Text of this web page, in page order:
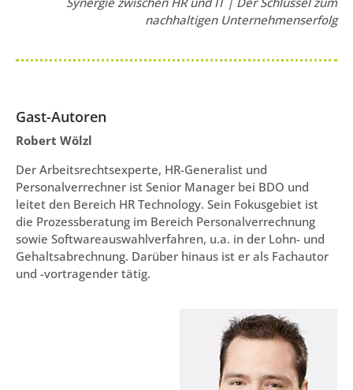
nachhaltigen Unternehmenserfolg
Gast-Autoren
Robert Wölzl
Der Arbeitsrechtsexperte, HR-Generalist und
Personalverrechner ist Senior Manager bei BDO und
leitet den Bereich HR Technology. Sein Fokusgebiet ist
die Prozessberatung im Bereich Personalverrechnung
sowie Softwareauswahlverfahren, u.a. in der Lohn- und
Gehaltsabrechnung. Darüber hinaus ist er als Fachautor
und -vortragender tätig.